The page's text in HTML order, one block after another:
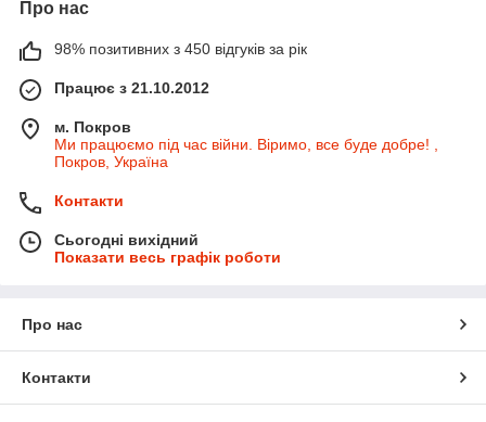
Про нас
98% позитивних з 450 відгуків за рік
Працює з 21.10.2012
м. Покров
Ми працюємо під час війни. Віримо, все буде добре! ,
Покров, Україна
Контакти
Сьогодні вихідний
Показати весь графік роботи
Про нас
Контакти